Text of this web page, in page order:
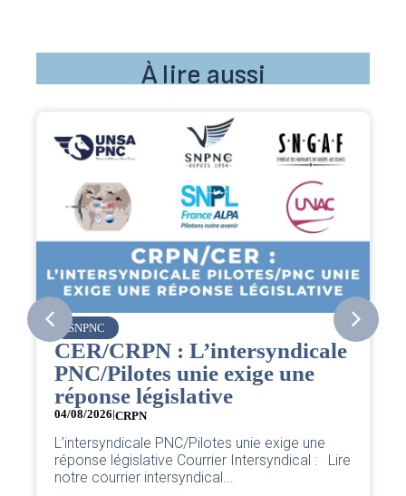
À lire aussi
SNPNC
CER/CRPN : L’intersyndicale
PNC/Pilotes unie exige une
réponse législative
04/08/2026|CRPN
L’intersyndicale PNC/Pilotes unie exige une
réponse législative Courrier Intersyndical : Lire
notre courrier intersyndical...